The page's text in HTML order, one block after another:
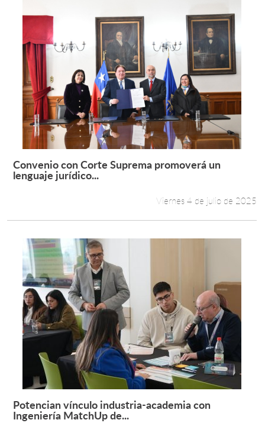
Leer más +
Convenio con Corte Suprema promoverá un
lenguaje jurídico...
Viernes 4 de julio de 2025
Leer más +
Potencian vínculo industria-academia con
Ingeniería MatchUp de...